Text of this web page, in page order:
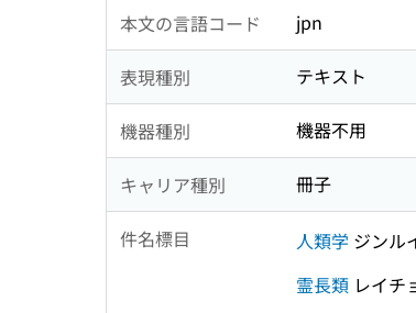
本文の言語コード jpn
表現種別 テキスト
機器種別 機器不用
キャリア種別 冊子
件名標目 人類学 ジンル
霊長類 レイチ